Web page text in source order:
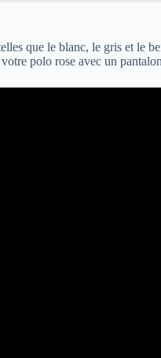
que le blanc, le gris et le
polo rose avec un